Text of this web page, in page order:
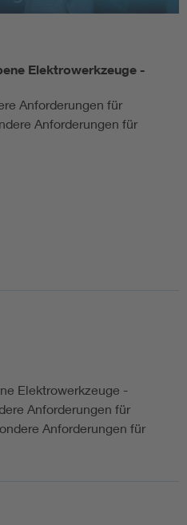
Kontext der Normung
der Übersicht
Elektrowerkzeuge -
Anforderungen für
Anforderungen für
Elektrowerkzeuge -
Anforderungen für
Anforderungen für